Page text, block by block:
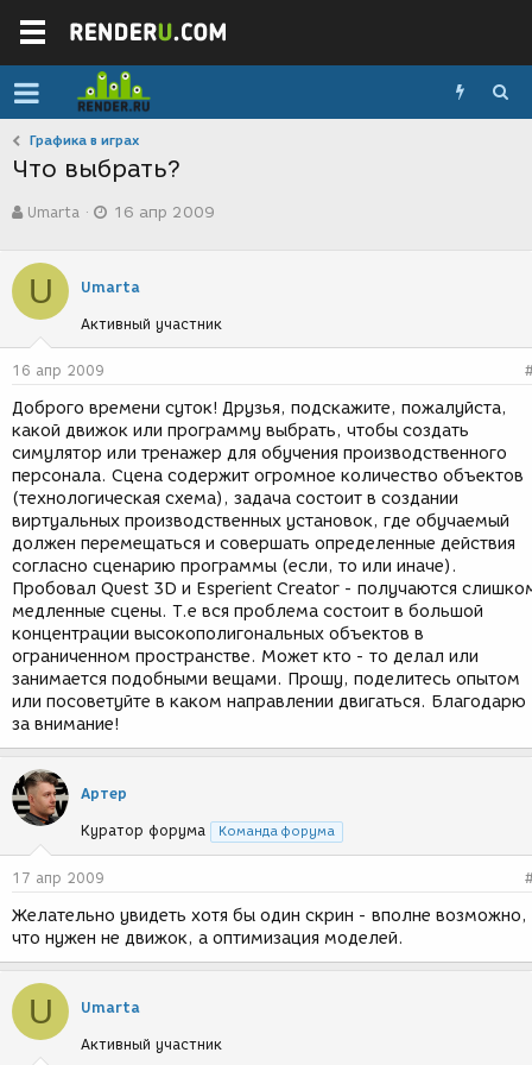
Графика в играх
Что выбрать?
в
о
р
т
е
м
ы
Umarta
а
с
з
д
и
я
16 апр 2009
U Umarta
Активный участник
16 апр 2009
Доброго времени суток! Друзья, подскажите, пожалуйста,
какой движок или программу выбрать, чтобы создать
симулятор или тренажер для обучения производственного
персонала. Сцена содержит огромное количество объектов
(технологическая схема), задача состоит в создании
виртуальных производственных установок, где обучаемый
должен перемещаться и совершать определенные действия
согласно сценарию программы (если, то или иначе).
Пробовал Quest 3D и Esperient Creator - получаются
медленные сцены. Т.е вся проблема состоит в большой
концентрации высокополигональных объектов в
ограниченном пространстве. Может кто - то делал или
занимается подобными вещами. Прошу, поделитесь опытом
или посоветуйте в каком направлении двигаться. Благодарю
за внимание!
Артер
Куратор форума Команда форума
17 апр 2009
Желательно увидеть хотя бы один скрин - вполне возможно,
что нужен не движок, а оптимизация моделей.
U Umarta
Активный участник